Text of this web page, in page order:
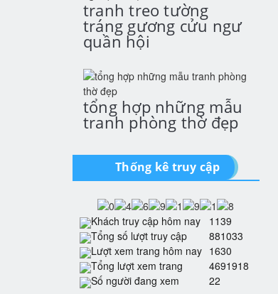
tranh treo tường
tráng gương cửu ngư
quần hội
tổng hợp những mẫu
tranh phòng thờ đẹp
Thống kê truy cập
Khách truy cập hôm nay
1139
Tổng số lượt truy cập
881033
Lượt xem trang hôm nay 1630
Tổng lượt xem trang
4691918
Số người đang xem
22